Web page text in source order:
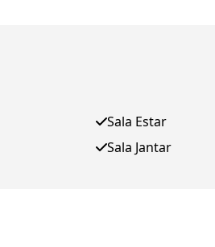
Sala Estar
Sala Jantar